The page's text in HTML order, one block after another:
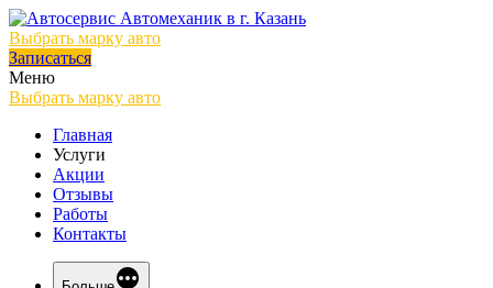
Выбрать марку авто
Записаться
Меню
Выбрать марку авто
Главная
Услуги
Акции
Отзывы
Работы
Контакты